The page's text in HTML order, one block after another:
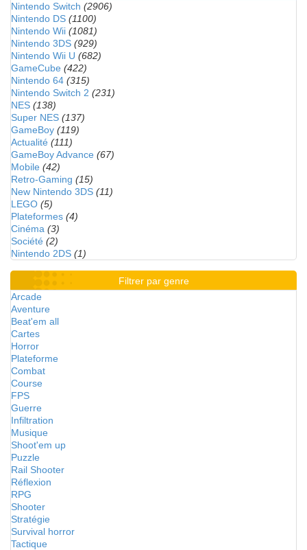
Nintendo Switch (2906)
Nintendo DS (1100)
Nintendo Wii (1081)
Nintendo 3DS (929)
Nintendo Wii U (682)
GameCube (422)
Nintendo 64 (315)
Nintendo Switch 2 (231)
NES (138)
Super NES (137)
GameBoy (119)
Actualité (111)
GameBoy Advance (67)
Mobile (42)
Retro-Gaming (15)
New Nintendo 3DS (11)
LEGO (5)
Plateformes (4)
Cinéma (3)
Société (2)
Nintendo 2DS (1)
Filtrer par genre
Arcade
Aventure
Beat'em all
Cartes
Horror
Plateforme
Combat
Course
FPS
Guerre
Infiltration
Musique
Shoot'em up
Puzzle
Rail Shooter
Réflexion
RPG
Shooter
Stratégie
Survival horror
Tactique